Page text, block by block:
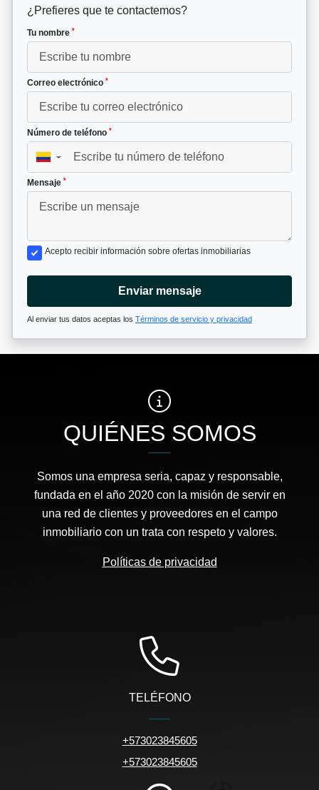
¿Prefieres que te contactemos?
Tu nombre *
Correo electrónico *
Número de teléfono *
▼
Mensaje *
Acepto recibir información sobre ofertas inmobiliarias
Enviar mensaje
Al enviar tus datos aceptas los Términos de servicio y privacidad
QUIÉNES SOMOS
Somos una empresa seria, capaz y responsable,
fundada en el año 2020 con la misión de servir en
una red de clientes y proveedores en el campo
inmobiliario con un trata con respeto y valores.
Políticas de privacidad
TELÉFONO
+573023845605
+573023845605